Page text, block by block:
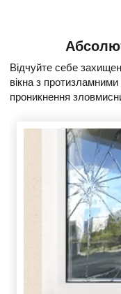
Відчуйте себе
вікна з
проникнення